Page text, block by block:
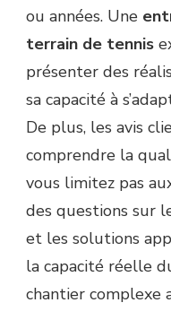
ou années. Une
terrain de tennis
présenter des
sa capacité à
De plus, les avis
comprendre la
vous limitez pas
des questions sur
et les solutions
la capacité réelle
chantier complexe